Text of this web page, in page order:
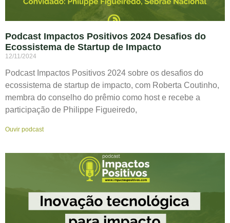
Podcast Impactos Positivos 2024 Desafios do
Ecossistema de Startup de Impacto
12/11/2024
Podcast Impactos Positivos 2024 sobre os desafios do
ecossistema de startup de impacto, com Roberta Coutinho,
membra do conselho do prêmio como host e recebe a
participação de Philippe Figueiredo,
Ouvir podcast